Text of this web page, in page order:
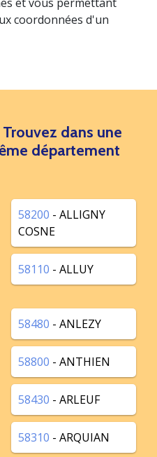
coordonnées d'un
dans une
département
58200 - ALLIGNY
COSNE
58110 - ALLUY
58480 - ANLEZY
58800 - ANTHIEN
58430 - ARLEUF
58310 - ARQUIAN